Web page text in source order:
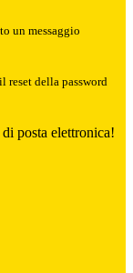
un messaggio
reset della password
posta elettronica!